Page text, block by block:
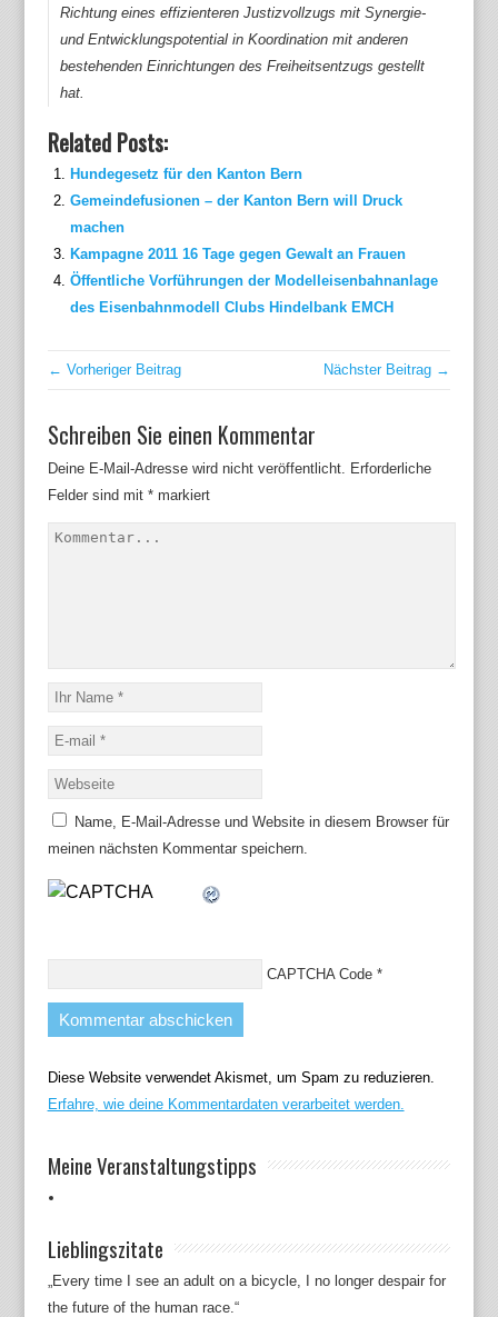
Richtung eines effizienteren Justizvollzugs mit Synergie-
und Entwicklungspotential in Koordination mit anderen
bestehenden Einrichtungen des Freiheitsentzugs gestellt
hat.
Related Posts:
Hundegesetz für den Kanton Bern
Gemeindefusionen – der Kanton Bern will Druck
machen
Kampagne 2011 16 Tage gegen Gewalt an Frauen
Öffentliche Vorführungen der Modelleisenbahnanlage
des Eisenbahnmodell Clubs Hindelbank EMCH
← Vorheriger Beitrag Nächster Beitrag →
Schreiben Sie einen Kommentar
Deine E-Mail-Adresse wird nicht veröffentlicht. Erforderliche
Felder sind mit *markiert
Name, E-Mail-Adresse und Website in diesem Browser für
meinen nächsten Kommentar speichern.
CAPTCHA Code*
Diese Website verwendet Akismet, um Spam zu reduzieren.
Erfahre, wie deine Kommentardaten verarbeitet werden.
Meine Veranstaltungstipps
Lieblingszitate
„Every time I see an adult on a bicycle, I no longer despair for
the future of the human race.“